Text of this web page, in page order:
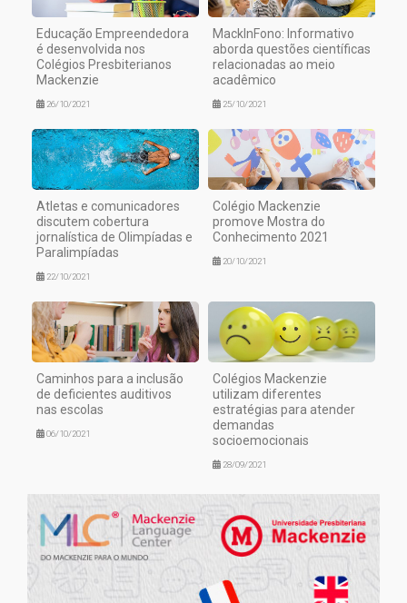
Educação Empreendedora
é desenvolvida nos
Colégios Presbiterianos
Mackenzie
26/10/2021
MackInFono: Informativo
aborda questões científicas
relacionadas ao meio
acadêmico
25/10/2021
Atletas e comunicadores
discutem cobertura
jornalística de Olimpíadas e
Paralimpíadas
22/10/2021
Colégio Mackenzie
promove Mostra do
Conhecimento 2021
20/10/2021
Caminhos para a inclusão
de deficientes auditivos
nas escolas
06/10/2021
Colégios Mackenzie
utilizam diferentes
estratégias para atender
demandas
socioemocionais
28/09/2021